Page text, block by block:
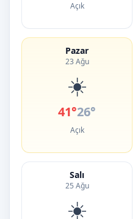
Açık
Pazar
23 Ağu
☀️
41°26°
Açık
Salı
25 Ağu
☀️